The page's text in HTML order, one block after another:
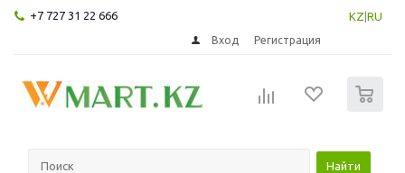
+7 727 31 22 666 KZ RU
Вход Регистрация
Найти